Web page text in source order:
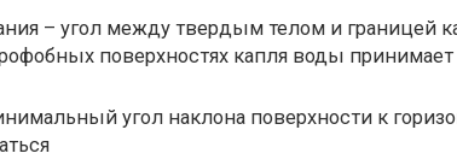
– угол между твердым телом и границей
поверхностях капля воды
угол наклона поверхности к